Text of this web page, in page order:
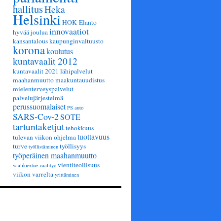
hallitusHeka
HelsinkiHOK-Elanto
hyvää jouluainnovaatiot
kansantalouskaupunginvaltuusto
koronakoulutus
kuntavaalit 2012
kuntavaalit 2021 lähipalvelut
maahanmuuttomaakuntauudistus
mielenterveyspalvelut
palvelujärjestelmä
perussuomalaiset PS auto
SARS-Cov-2SOTE
tartuntaketjuttehokkuus
tulevan viikon ohjelmatuottavuus
turve työllistäminen työllisyys
työperäinen maahanmuutto
vaalikiertue vaalityö vientiteollisuus
viikon varrelta yrittäminen